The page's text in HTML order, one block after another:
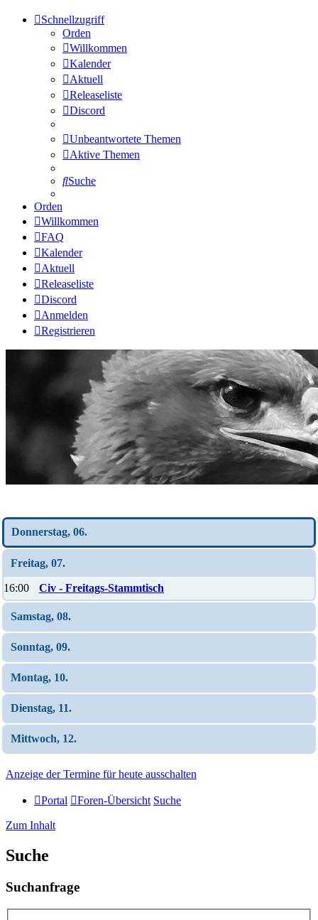
Schnellzugriff
Orden
Willkommen
Kalender
Aktuell
Releaseliste
Discord
Unbeantwortete Themen
Aktive Themen
Suche
Orden
Willkommen
FAQ
Kalender
Aktuell
Releaseliste
Discord
Anmelden
Registrieren
Donnerstag, 06.
Freitag, 07.
16:00 Civ - Freitags-Stammtisch
Samstag, 08.
Sonntag, 09.
Montag, 10.
Dienstag, 11.
Mittwoch, 12.
Anzeige der Termine für heute ausschalten
Portal Foren-Übersicht Suche
Zum Inhalt
Suche
Suchanfrage